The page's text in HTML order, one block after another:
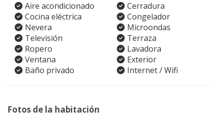
Aire acondicionado
Cerradura
Cocina eléctrica
Congelador
Nevera
Microondas
Televisión
Terraza
Ropero
Lavadora
Ventana
Exterior
Baño privado
Internet / Wifi
Fotos de la habitación